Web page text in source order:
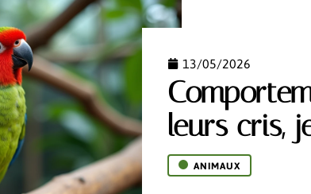
13/05/2026
leurs cris,
ANIMAUX